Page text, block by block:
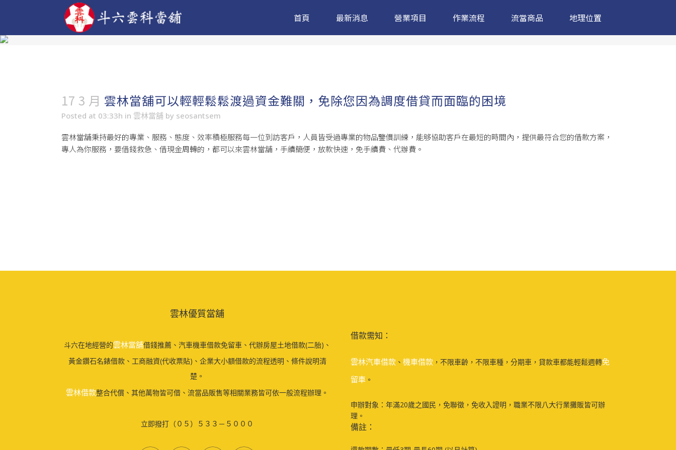
首頁 最新消息 營業項目 作業流程 流當商品 地理位置
17 3 月 雲林當舖可以輕輕鬆鬆渡過資金難關，免除您因為調度借貸而面臨的困境
Posted at 03:33h in 雲林當舖 by seosantsem
雲林當舖秉持最好的專業、服務、態度、效率積極服務每一位到訪客戶，人員皆受過專業的物品鑒價訓練，能够協助客戶在最短的時間內，提供最符合您的借款方案，
專人為你服務，要借錢救急、借現金周轉的，都可以來雲林當舖，手續簡便，放款快速，免手續費、代辦費。
雲林優質當舖
斗六在地經營的雲林當舖借錢推薦、汽車機車借款免留車、代辦房屋土地借款(二胎)、
黃金鑽石名錶借款、工商融資(代收票貼)、企業大小額借款的流程透明、條件說明清
楚。
雲林借款整合代償、其他萬物皆可借、流當品販售等相關業務皆可依一般流程辦理。
立即撥打（０５）５３３－５０００
借款需知：
雲林汽車借款 、 機車借款 ，不限車齡，不限車種，分期車，貸款車都能輕鬆週轉免
留車 。
申辦對象：年滿20歲之國民，免聯徵，免收入證明，職業不限八大行業攤販皆可辦
理。
備註：